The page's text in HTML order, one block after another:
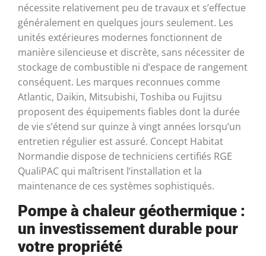
nécessite relativement peu de travaux et s’effectue
généralement en quelques jours seulement. Les
unités extérieures modernes fonctionnent de
manière silencieuse et discrète, sans nécessiter de
stockage de combustible ni d’espace de rangement
conséquent. Les marques reconnues comme
Atlantic, Daikin, Mitsubishi, Toshiba ou Fujitsu
proposent des équipements fiables dont la durée
de vie s’étend sur quinze à vingt années lorsqu’un
entretien régulier est assuré. Concept Habitat
Normandie dispose de techniciens certifiés RGE
QualiPAC qui maîtrisent l’installation et la
maintenance de ces systèmes sophistiqués.
Pompe à chaleur géothermique :
un investissement durable pour
votre propriété